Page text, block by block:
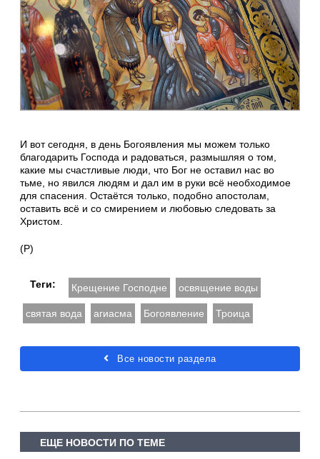
И вот сегодня, в день Богоявления мы можем только
благодарить Господа и радоваться, размышляя о том,
какие мы счастливые люди, что Бог не оставил нас во
тьме, но явился людям и дал им в руки всё необходимое
для спасения. Остаётся только, подобно апостолам,
оставить всё и со смирением и любовью следовать за
Христом.
(Р)
Теги: Крещение Господне освящение воды
святая вода агиасма Богоявление Троица
Все новости раздела
ЕЩЕ НОВОСТИ ПО ТЕМЕ